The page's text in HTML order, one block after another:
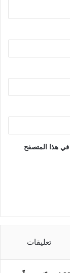
في هذا المتصفح
تعليقات